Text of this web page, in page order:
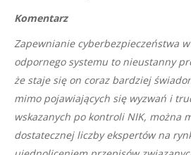
Komentarz
Zapewnianie cyberbezpieczeństwa
odpornego systemu to nieustanny
że staje się on coraz bardziej
mimo pojawiających się wyzwań i
wskazanych po kontroli NIK, można
dostatecznej liczby ekspertów na